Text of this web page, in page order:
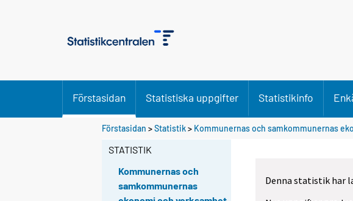
Förstasidan Statistiska uppgifter Statistikinfo
Förstasidan >Statistik> Kommunernas och samkommunernas
STATISTIK
Kommunernas och
samkommunernas
Denna statistik har